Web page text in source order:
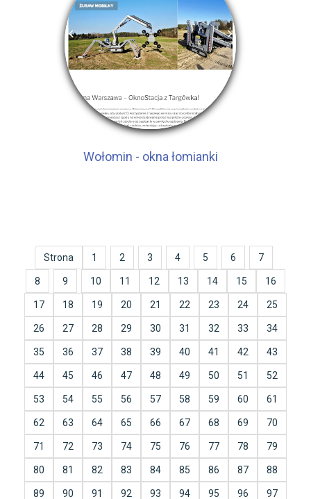
Wołomin - okna łomianki
Strona 1 2 3 4 5 6 7
8 9 10 11 12 13 14 15 16
17 18 19 20 21 22 23 24 25
26 27 28 29 30 31 32 33 34
35 36 37 38 39 40 41 42 43
44 45 46 47 48 49 50 51 52
53 54 55 56 57 58 59 60 61
62 63 64 65 66 67 68 69 70
71 72 73 74 75 76 77 78 79
80 81 82 83 84 85 86 87 88
89 90 91 92 93 94 95 96 97